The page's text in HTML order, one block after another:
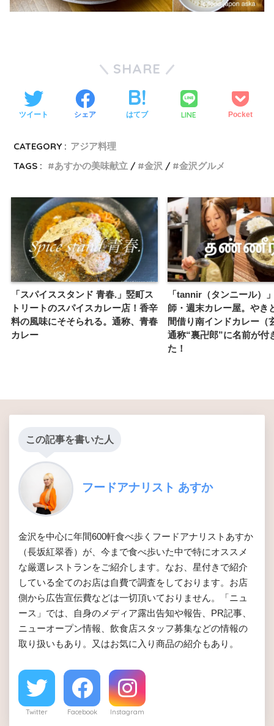
SHARE
ツイート シェア はてブ LINE Pocket
CATEGORY : アジア料理
TAGS :
あすかの美味献立 金沢 金沢グルメ
「スパイススタンド 青春.」竪町ス
トリートのスパイスカレー店！香辛
料の風味にそそられる。通称、青春
カレー
「tannir（タンニール）
師・週末カレー屋。やき
間借り南インドカレー（
通称“裏卍郎”に名前が付
た！
この記事を書いた人
フードアナリスト あすか
金沢を中心に年間600軒食べ歩くフードアナリストあすか
（長坂紅翠香）が、今まで食べ歩いた中で特にオススメ
な厳選レストランをご紹介します。なお、星付きで紹介
している全てのお店は自費で調査をしております。お店
側から広告宣伝費などは一切頂いておりません。「ニュ
ース」では、自身のメディア露出告知や報告、PR記事、
ニューオープン情報、飲食店スタッフ募集などの情報の
取り扱いもあり。又はお気に入り商品の紹介もあり。
Twitter Facebook Instagram